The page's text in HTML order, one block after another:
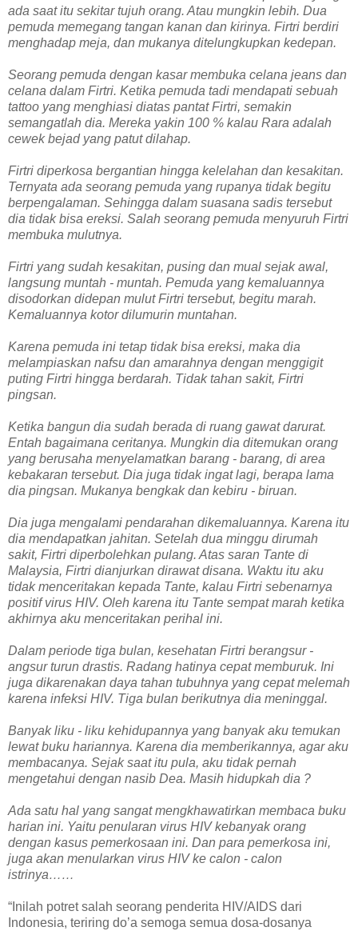
ada saat itu sekitar tujuh orang. Atau mungkin lebih. Dua
pemuda memegang tangan kanan dan kirinya. Firtri berdiri
menghadap meja, dan mukanya ditelungkupkan kedepan.
Seorang pemuda dengan kasar membuka celana jeans dan
celana dalam Firtri. Ketika pemuda tadi mendapati sebuah
tattoo yang menghiasi diatas pantat Firtri, semakin
semangatlah dia. Mereka yakin 100 % kalau Rara adalah
cewek bejad yang patut dilahap.
Firtri diperkosa bergantian hingga kelelahan dan kesakitan.
Ternyata ada seorang pemuda yang rupanya tidak begitu
berpengalaman. Sehingga dalam suasana sadis tersebut
dia tidak bisa ereksi. Salah seorang pemuda menyuruh Firtri
membuka mulutnya.
Firtri yang sudah kesakitan, pusing dan mual sejak awal,
langsung muntah - muntah. Pemuda yang kemaluannya
disodorkan didepan mulut Firtri tersebut, begitu marah.
Kemaluannya kotor dilumurin muntahan.
Karena pemuda ini tetap tidak bisa ereksi, maka dia
melampiaskan nafsu dan amarahnya dengan menggigit
puting Firtri hingga berdarah. Tidak tahan sakit, Firtri
pingsan.
Ketika bangun dia sudah berada di ruang gawat darurat.
Entah bagaimana ceritanya. Mungkin dia ditemukan orang
yang berusaha menyelamatkan barang - barang, di area
kebakaran tersebut. Dia juga tidak ingat lagi, berapa lama
dia pingsan. Mukanya bengkak dan kebiru - biruan.
Dia juga mengalami pendarahan dikemaluannya. Karena itu
dia mendapatkan jahitan. Setelah dua minggu dirumah
sakit, Firtri diperbolehkan pulang. Atas saran Tante di
Malaysia, Firtri dianjurkan dirawat disana. Waktu itu aku
tidak menceritakan kepada Tante, kalau Firtri sebenarnya
positif virus HIV. Oleh karena itu Tante sempat marah ketika
akhirnya aku menceritakan perihal ini.
Dalam periode tiga bulan, kesehatan Firtri berangsur -
angsur turun drastis. Radang hatinya cepat memburuk. Ini
juga dikarenakan daya tahan tubuhnya yang cepat melemah
karena infeksi HIV. Tiga bulan berikutnya dia meninggal.
Banyak liku - liku kehidupannya yang banyak aku temukan
lewat buku hariannya. Karena dia memberikannya, agar aku
membacanya. Sejak saat itu pula, aku tidak pernah
mengetahui dengan nasib Dea. Masih hidupkah dia ?
Ada satu hal yang sangat mengkhawatirkan membaca buku
harian ini. Yaitu penularan virus HIV kebanyak orang
dengan kasus pemerkosaan ini. Dan para pemerkosa ini,
juga akan menularkan virus HIV ke calon - calon
istrinya……
“Inilah potret salah seorang penderita HIV/AIDS dari
Indonesia, teriring do’a semoga semua dosa-dosanya